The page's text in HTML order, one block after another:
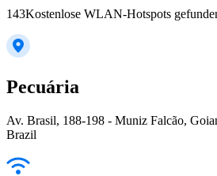
143Kostenlose WLAN-Hotspots
Pecuária
Av. Brasil, 188-198 - Muniz Falcão,
Brazil